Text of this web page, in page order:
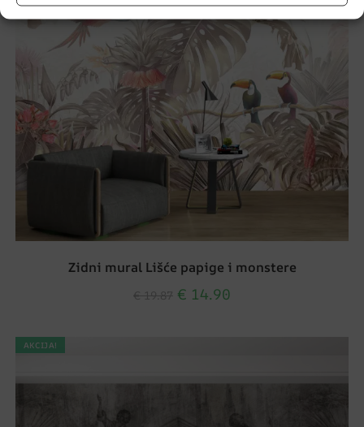
Zidni mural Lišće papige i monstere
€ 14.90
AKCIJA!